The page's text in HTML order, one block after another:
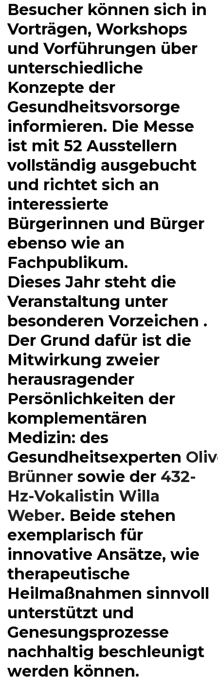
Besucher können sich in
Vorträgen, Workshops
und Vorführungen über
unterschiedliche
Konzepte der
Gesundheitsvorsorge
informieren. Die Messe
ist mit 52 Ausstellern
vollständig ausgebucht
und richtet sich an
interessierte
Bürgerinnen und Bürger
ebenso wie an
Fachpublikum.
Dieses Jahr steht die
Veranstaltung unter
besonderen Vorzeichen .
Der Grund dafür ist die
Mitwirkung zweier
herausragender
Persönlichkeiten der
komplementären
Medizin: des
Gesundheitsexperten
Brünner sowie der 432-
Hz-Vokalistin Willa
Weber. Beide stehen
exemplarisch für
innovative Ansätze, wie
therapeutische
Heilmaßnahmen sinnvoll
unterstützt und
Genesungsprozesse
nachhaltig beschleunigt
werden können.